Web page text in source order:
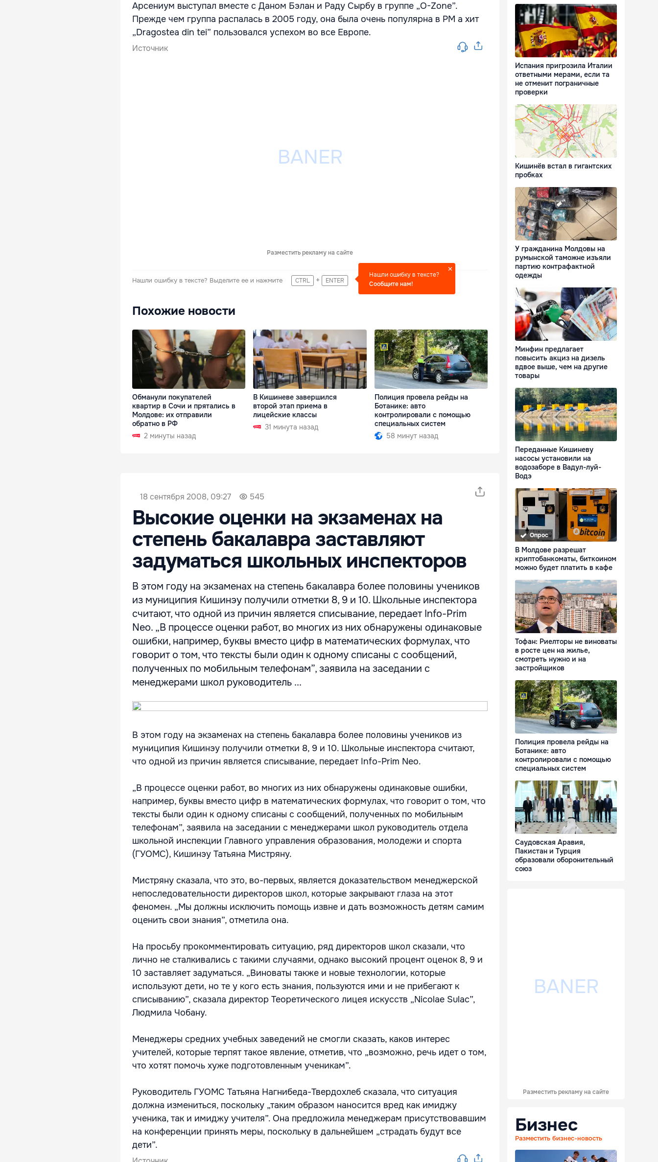
Арсениум выступал вместе с Даном Бэлан и Раду Сырбу в группе „O-Zone”.
Прежде чем группа распалась в 2005 году, она была очень популярна в РМ а хит
„Dragostea din tei” пользовался успехом во все Европе.
Источник
Разместить рекламу на сайте
Нашли ошибку в тексте? Выделите ее и нажмите CTRL + ENTER
Нашли ошибку в тексте?
Сообщите нам!
Похожие новости
Обманули покупателей
квартир в Сочи и прятались в
Молдове: их отправили
обратно в РФ
2 минуты назад
В Кишиневе завершился
второй этап приема в
лицейские классы
31 минута назад
Полиция провела рейды на
Ботанике: авто
контролировали с помощью
специальных систем
58 минут назад
18 сентября 2008, 09:27 545
Высокие оценки на экзаменах на
степень бакалавра заставляют
задуматься школьных инспекторов
В этом году на экзаменах на степень бакалавра более половины учеников
из муниципия Кишинэу получили отметки 8, 9 и 10. Школьные инспектора
считают, что одной из причин является списывание, передает Info-Prim
Neo. „В процессе оценки работ, во многих из них обнаружены одинаковые
ошибки, например, буквы вместо цифр в математических формулах, что
говорит о том, что тексты были один к одному списаны с сообщений,
полученных по мобильным телефонам”, заявила на заседании с
менеджерами школ руководитель ...
В этом году на экзаменах на степень бакалавра более половины учеников из
муниципия Кишинэу получили отметки 8, 9 и 10. Школьные инспектора считают,
что одной из причин является списывание, передает Info-Prim Neo.
„В процессе оценки работ, во многих из них обнаружены одинаковые ошибки,
например, буквы вместо цифр в математических формулах, что говорит о том, что
тексты были один к одному списаны с сообщений, полученных по мобильным
телефонам”, заявила на заседании с менеджерами школ руководитель отдела
школьной инспекции Главного управления образования, молодежи и спорта
(ГУОМС), Кишинэу Татьяна Мистряну.
Мистряну сказала, что это, во-первых, является доказательством менеджерской
непоследовательности директоров школ, которые закрывают глаза на этот
феномен. „Мы должны исключить помощь извне и дать возможность детям самим
оценить свои знания”, отметила она.
На просьбу прокомментировать ситуацию, ряд директоров школ сказали, что
лично не сталкивались с такими случаями, однако высокий процент оценок 8, 9 и
10 заставляет задуматься. „Виноваты также и новые технологии, которые
используют дети, но те у кого есть знания, пользуются ими и не прибегают к
списыванию”, сказала директор Теоретического лицея искусств „Nicolae Sulac”,
Людмила Чобану.
Менеджеры средних учебных заведений не смогли сказать, каков интерес
учителей, которые терпят такое явление, отметив, что „возможно, речь идет о том,
что хотят помочь хуже подготовленным ученикам”.
Руководитель ГУОМС Татьяна Нагнибеда-Твердохлеб сказала, что ситуация
должна измениться, поскольку „таким образом наносится вред как имиджу
ученика, так и имиджу учителя”. Она предложила менеджерам присутствовавшим
на конференции принять меры, поскольку в дальнейшем „страдать будут все
дети”.
Испания пригрозила Италии
ответными мерами, если та
не отменит пограничные
проверки
Кишинёв встал в гигантских
пробках
У гражданина Молдовы на
румынской таможне изъяли
партию контрафактной
одежды
Минфин предлагает
повысить акциз на дизель
вдвое выше, чем на другие
товары
Переданные Кишиневу
насосы установили на
водозаборе в Вадул-луй-
Водэ
Опрос
В Молдове разрешат
криптобанкоматы, биткоином
можно будет платить в кафе
Тофан: Риелторы не виноваты
в росте цен на жилье,
смотреть нужно и на
застройщиков
Полиция провела рейды на
Ботанике: авто
контролировали с помощью
специальных систем
Саудовская Аравия,
Пакистан и Турция
образовали оборонительный
союз
Разместить рекламу на сайте
Бизнес
Разместить бизнес-новость